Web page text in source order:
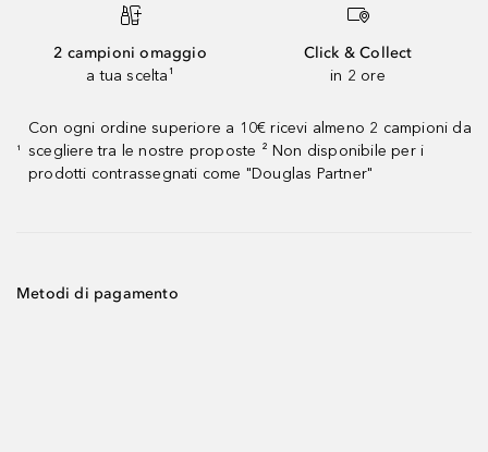
2 campioni omaggio
a tua scelta¹
Click & Collect
in 2 ore
¹
Con ogni ordine superiore a 10€ ricevi almeno 2 campioni da
scegliere tra le nostre proposte ² Non disponibile per i
prodotti contrassegnati come "Douglas Partner"
Metodi di pagamento